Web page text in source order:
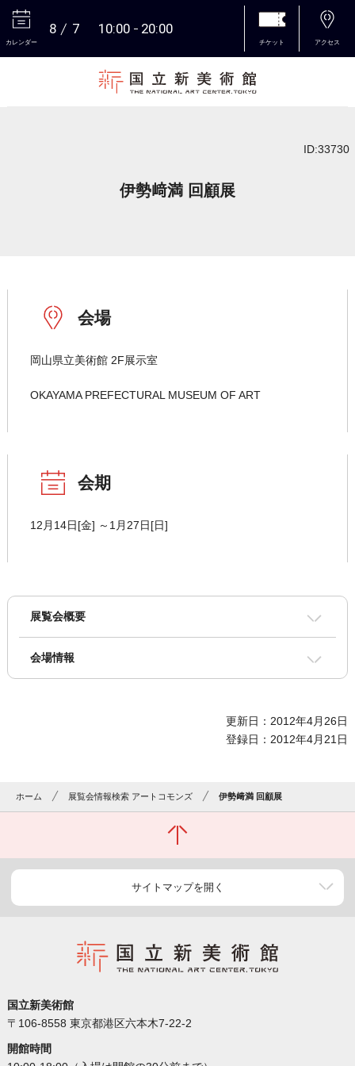
カレンダー
8 7 10:00 20:00
チケット アクセス
ID:33730
伊勢﨑満 回顧展
会場
岡山県立美術館 2F展示室
OKAYAMA PREFECTURAL MUSEUM OF ART
会期
12月14日[金] ～1月27日[日]
展覧会概要
会場情報
更新日：2012年4月26日
登録日：2012年4月21日
ホーム 展覧会情報検索 アートコモンズ 伊勢﨑満 回顧展
サイトマップを開く
国立新美術館
〒106-8558 東京都港区六本木7-22-2
開館時間